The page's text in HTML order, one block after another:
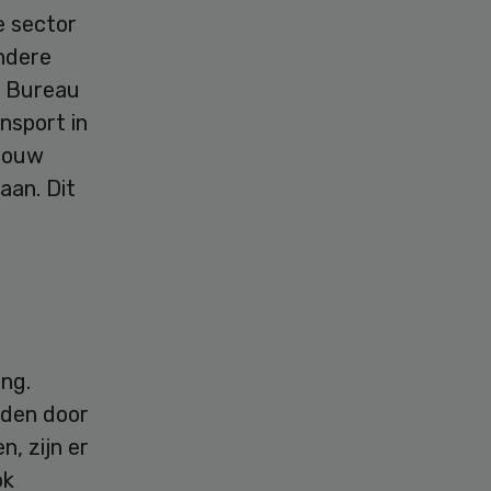
sector
Bureau
in
Dit
door
zijn er